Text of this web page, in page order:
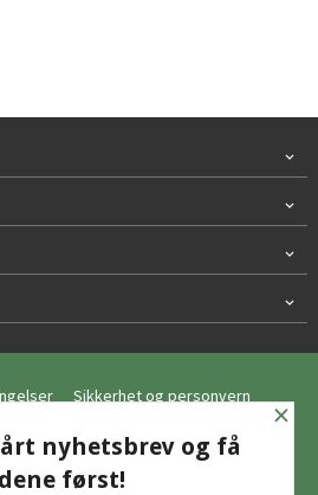
Sikkerhet og personvern
Nyhetsbrev
×
nyhetsbrev og få
først!